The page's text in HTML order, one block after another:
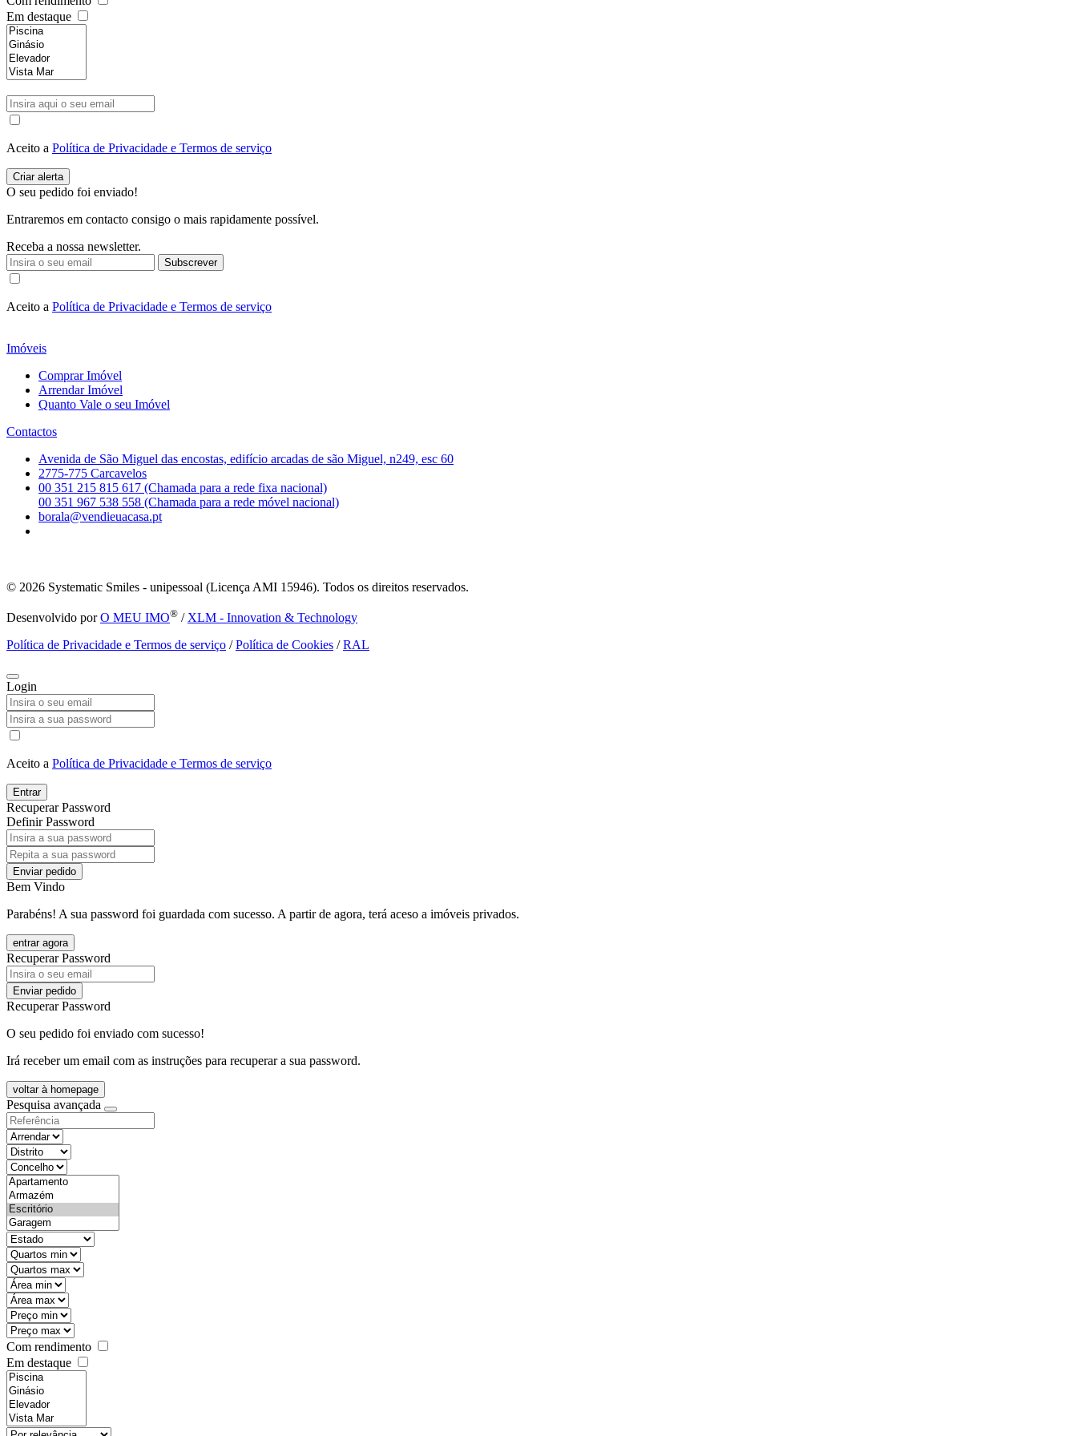
Em destaque
Aceito a Política de Privacidade e Termos de serviço
O seu pedido foi enviado!
Entraremos em contacto consigo o mais rapidamente possível.
Receba a nossa newsletter.
Subscrever
Aceito a Política de Privacidade e Termos de serviço
Imóveis
Comprar Imóvel
Arrendar Imóvel
Quanto Vale o seu Imóvel
Contactos
Avenida de São Miguel das encostas, edifício arcadas de são Miguel, n249, esc 60
2775-775 Carcavelos
00 351 215 815 617 (Chamada para a rede fixa nacional)
00 351 967 538 558 (Chamada para a rede móvel nacional)
borala@vendieuacasa.pt
© 2026 Systematic Smiles - unipessoal (Licença AMI 15946). Todos os direitos reservados.
Desenvolvido porO MEU IMO® / XLM - Innovation & Technology
Política de Privacidade e Termos de serviço /Política de Cookies /RAL
Login
Aceito a Política de Privacidade e Termos de serviço
Entrar
Recuperar Password
Definir Password
Enviar pedido
Bem Vindo
Parabéns! A sua password foi guardada com sucesso. A partir de agora, terá aceso a imóveis privados.
entrar agora
Recuperar Password
Enviar pedido
Recuperar Password
O seu pedido foi enviado com sucesso!
Irá receber um email com as instruções para recuperar a sua password.
voltar à homepage
Pesquisa avançada
objective
districtId
countyId
types
state
mintypo
maxtypo
minarea
maxarea
minprice
maxprice
Com rendimento
Em destaque
features